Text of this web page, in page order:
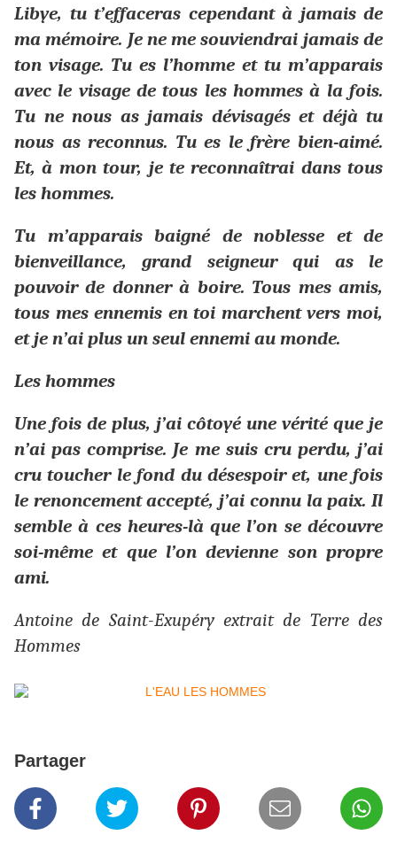
Libye, tu t’effaceras cependant à jamais de
ma mémoire. Je ne me souviendrai jamais de
ton visage. Tu es l’homme et tu m’apparais
avec le visage de tous les hommes à la fois.
Tu ne nous as jamais dévisagés et déjà tu
nous as reconnus. Tu es le frère bien-aimé.
Et, à mon tour, je te reconnaîtrai dans tous
les hommes.
Tu m’apparais baigné de noblesse et de
bienveillance, grand seigneur qui as le
pouvoir de donner à boire. Tous mes amis,
tous mes ennemis en toi marchent vers moi,
et je n’ai plus un seul ennemi au monde.
Les hommes
Une fois de plus, j’ai côtoyé une vérité que je
n’ai pas comprise. Je me suis cru perdu, j’ai
cru toucher le fond du désespoir et, une fois
le renoncement accepté, j’ai connu la paix. Il
semble à ces heures-là que l’on se découvre
soi-même et que l’on devienne son propre
ami.
Antoine de Saint-Exupéry extrait de Terre des
Hommes
Partager